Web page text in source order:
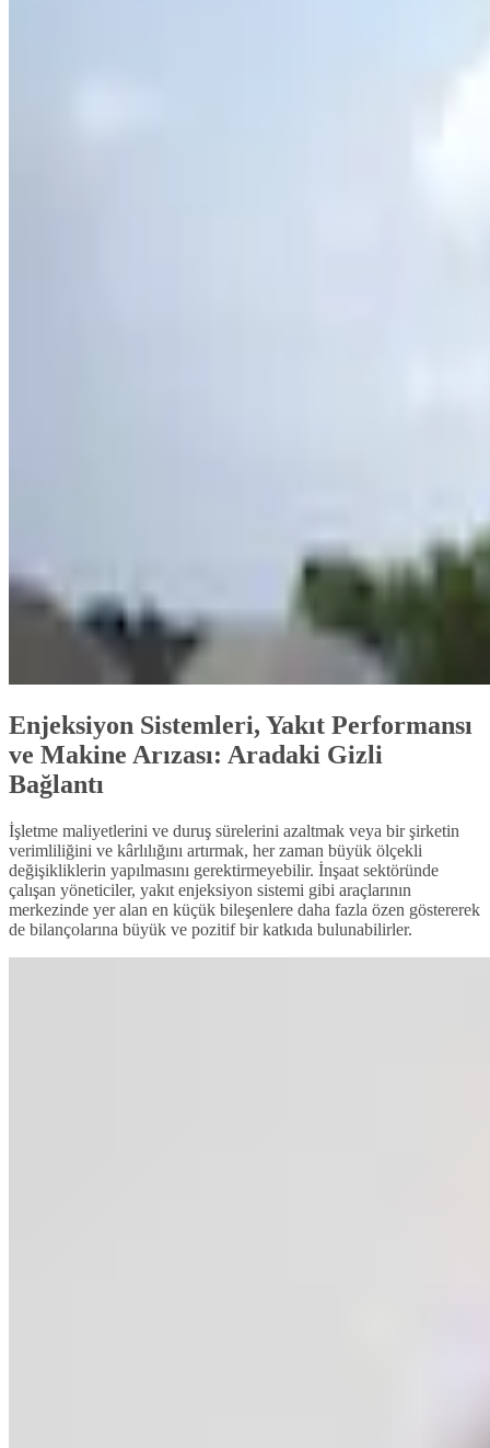
Enjeksiyon Sistemleri, Yakıt Performansı
ve Makine Arızası: Aradaki Gizli
Bağlantı
İşletme maliyetlerini ve duruş sürelerini azaltmak veya bir şirketin
verimliliğini ve kârlılığını artırmak, her zaman büyük ölçekli
değişikliklerin yapılmasını gerektirmeyebilir. İnşaat sektöründe
çalışan yöneticiler, yakıt enjeksiyon sistemi gibi araçlarının
merkezinde yer alan en küçük bileşenlere daha fazla özen göstererek
de bilançolarına büyük ve pozitif bir katkıda bulunabilirler.